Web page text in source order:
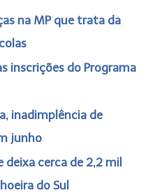
na MP que trata da
inscrições do Programa
inadimplência de
junho
deixa cerca de 2,2 mil
do Sul